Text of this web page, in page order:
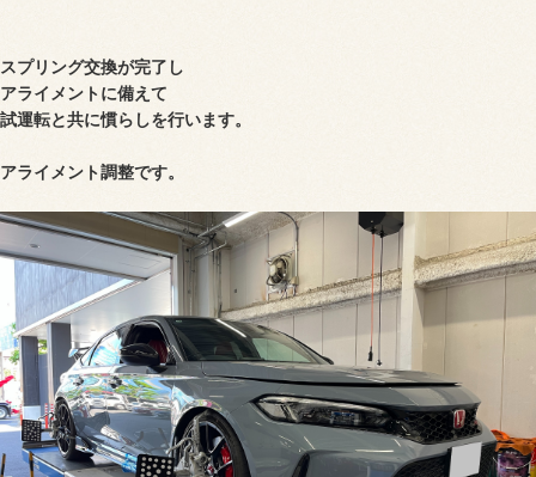
スプリング交換が完了し
アライメントに備えて
試運転と共に慣らしを行います。
アライメント調整です。